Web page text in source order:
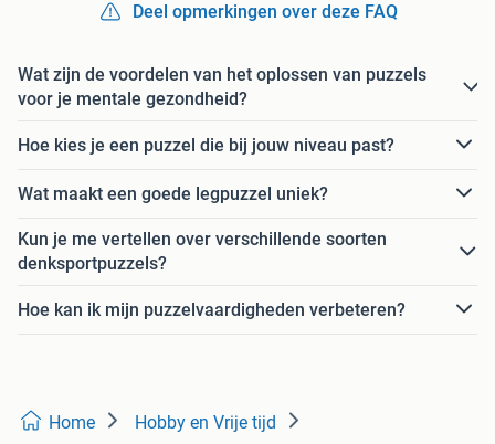
Deel opmerkingen over deze FAQ
Wat zijn de voordelen van het oplossen van puzzels
voor je mentale gezondheid?
Hoe kies je een puzzel die bij jouw niveau past?
Wat maakt een goede legpuzzel uniek?
Kun je me vertellen over verschillende soorten
denksportpuzzels?
Hoe kan ik mijn puzzelvaardigheden verbeteren?
Home Hobby en Vrije tijd